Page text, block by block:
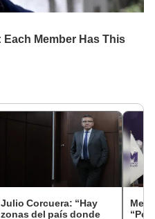
Julio Corcuera: “Hay
zonas del país donde